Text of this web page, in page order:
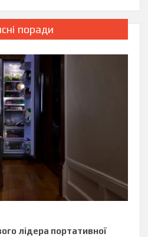
поради
лідера портативної